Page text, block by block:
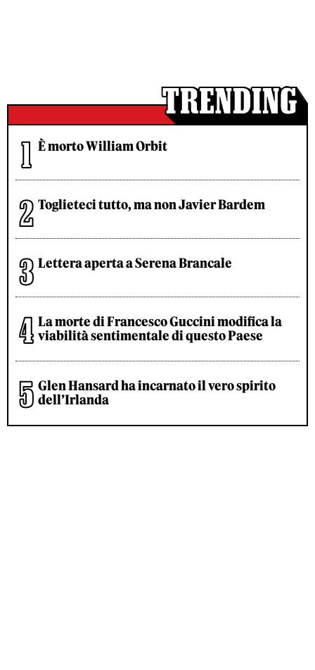
È morto William Orbit
Toglieteci tutto, ma non Javier Bardem
Lettera aperta a Serena Brancale
La morte di Francesco Guccini modifica la
viabilità sentimentale di questo Paese
Glen Hansard ha incarnato il vero spirito
dell’Irlanda